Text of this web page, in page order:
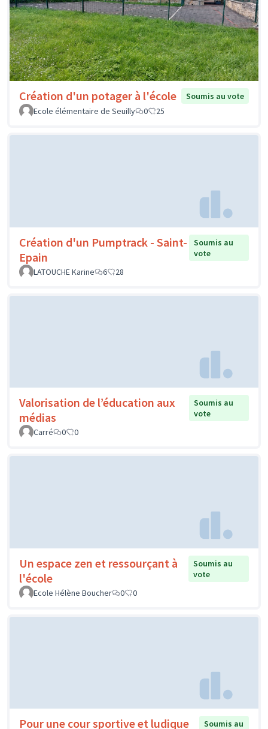
Création d'un potager à l'école
Soumis au vote
Ecole élémentaire de Seuilly
0 25
Création d'un Pumptrack - Saint-
Epain
Soumis au
vote
LATOUCHE Karine
6 28
Valorisation de l’éducation aux
médias
Soumis au
vote
Carré
0 0
Un espace zen et ressourçant à
l'école
Soumis au
vote
Ecole Hélène Boucher
0 0
Pour une cour sportive et ludique
Soumis au